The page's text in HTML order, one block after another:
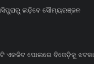
ଲଢ଼ିବେ ସୌମ୍ୟରଞ୍ଜନ
ଏକଜିଟ ପୋଲରେ ବିଜେଡ଼ିକୁ ଝଟକା